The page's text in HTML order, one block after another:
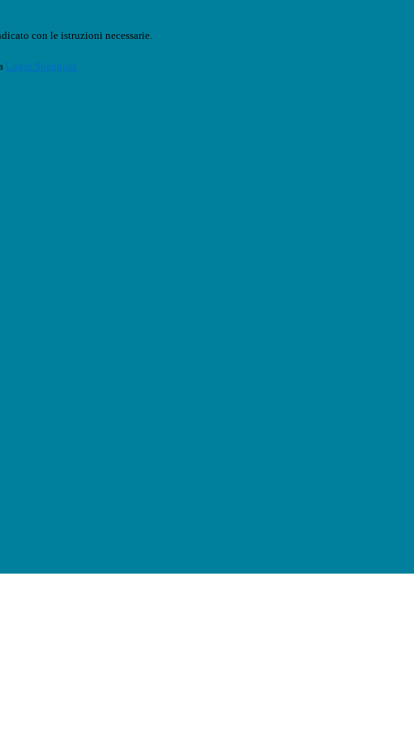
con le istruzioni necessarie.
Login Spaggiari